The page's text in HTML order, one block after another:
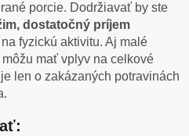
porcie. Dodržiavať by ste
dostatočný príjem
fyzickú aktivitu. Aj malé
mať vplyv na celkové
len o zakázaných potravinách